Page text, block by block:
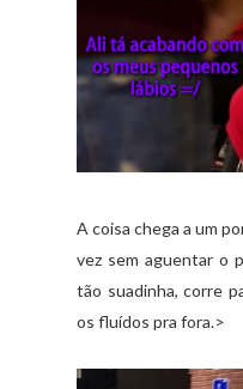
A coisa chega a um
vez sem aguentar o
tão suadinha, corre
os fluídos pra fora.>